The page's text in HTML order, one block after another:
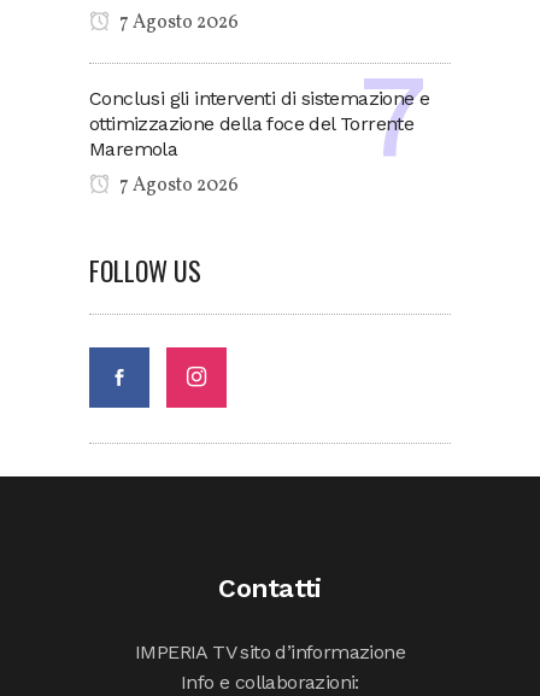
7 Agosto 2026
Conclusi gli interventi di sistemazione e
ottimizzazione della foce del Torrente
Maremola
7 Agosto 2026
FOLLOW US
Contatti
IMPERIA TV sito d’informazione
Info e collaborazioni: